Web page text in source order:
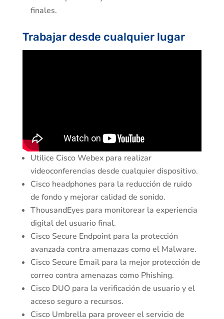
finales.
Trabajar desde cualquier lugar
Utilice Cisco Webex para realizar
videoconferencias desde cualquier dispositivo.
Cisco headphones para la reducción de ruido
de fondo y mejorar calidad de sonido.
ThousandEyes para monitorear la experiencia
digital del usuario final.
Cisco Secure Endpoint para la protección
avanzada contra amenazas como el Malware.
Cisco Secure Email para la mejor protección de
correo contra amenazas como Phishing.
Cisco DUO para la verificación de usuario y el
acceso seguro a recursos.
Cisco Umbrella para proveer el servicio de